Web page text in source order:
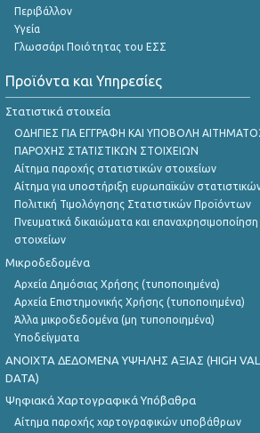
Περιβάλλον
Υγεία
Γλωσσάρι Ποιότητας του ΕΣΣ
Προϊόντα και Υπηρεσίες
Στατιστικά στοιχεία
ΟΔΗΓΙΕΣ ΓΙΑ ΕΓΓΡΑΦΗ ΚΑΙ ΥΠΟΒΟΛΗ
ΠΑΡΟΧΗΣ ΣΤΑΤΙΣΤΙΚΩΝ ΣΤΟΙΧΕΙΩΝ
Αίτημα παροχής στατιστικών στοιχείων
Αίτημα για υποστήριξη ευρωπαϊκών
Πολιτική Τιμολόγησης Στατιστικών Προϊόντων
Πνευματικά δικαιώματα και επαναχρησιμοποίηση
στοιχείων
Μικροδεδομένα
Αρχεία Δημόσιας Χρήσης (τυποποιημένα)
Αρχεία Επιστημονικής Χρήσης (τυποποιημένα)
Άλλα μικροδεδομένα (μη τυποποιημένα)
Υποδείγματα
ANOIXTA ΔΕΔΟΜΕΝΑ ΥΨΗΛΗΣ ΑΞΙΑΣ (HIGH
DATA)
Ψηφιακά Χαρτογραφικά Υπόβαθρα
Αίτημα παροχής χαρτογραφικών υποβάθρων